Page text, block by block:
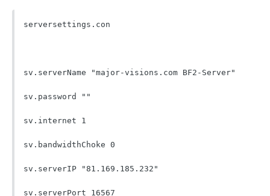
serversettings.con
sv.serverName "major-visions.com BF2-Server"
sv.password ""
sv.internet 1
sv.bandwidthChoke 0
sv.serverIP "81.169.185.232"
sv.serverPort 16567